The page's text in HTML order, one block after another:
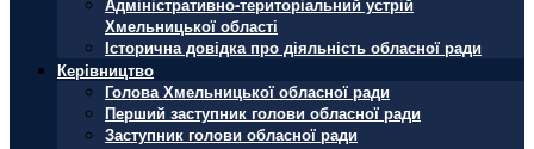
Хмельницької області
Історична довідка про діяльність обласної ради
Керівництво
Голова Хмельницької обласної ради
Перший заступник голови обласної ради
Заступник голови обласної ради